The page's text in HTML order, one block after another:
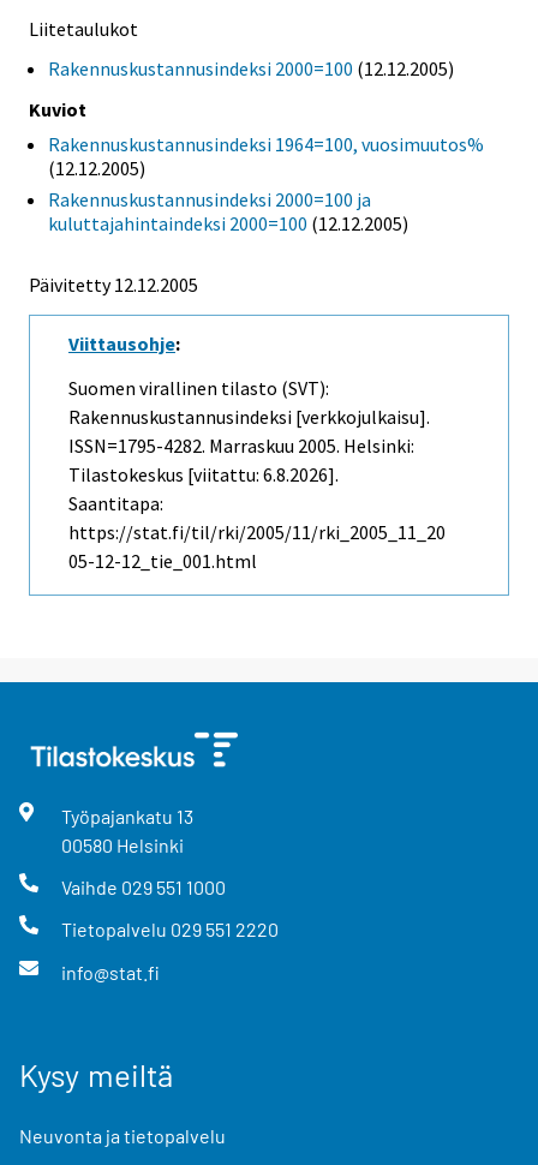
Liitetaulukot
Rakennuskustannusindeksi 2000=100 (12.12.2005)
Kuviot
Rakennuskustannusindeksi 1964=100, vuosimuutos%
(12.12.2005)
Rakennuskustannusindeksi 2000=100 ja
kuluttajahintaindeksi 2000=100 (12.12.2005)
Päivitetty12.12.2005
Viittausohje:
Suomen virallinen tilasto (SVT):
Rakennuskustannusindeksi [verkkojulkaisu].
ISSN=1795-4282. Marraskuu 2005. Helsinki:
Tilastokeskus [viitattu: 6.8.2026].
Saantitapa:
https://stat.fi/til/rki/2005/11/rki_2005_11_20
05-12-12_tie_001.html
Työpajankatu 13
00580 Helsinki
Vaihde 029 551 1000
Tietopalvelu 029 551 2220
info@stat.fi
Kysy meiltä
Neuvonta ja tietopalvelu